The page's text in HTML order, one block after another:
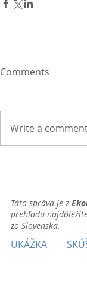
Comments
Write a
Táto správa je z
prehľadu
zo Slovenska.
UKÁŽKA